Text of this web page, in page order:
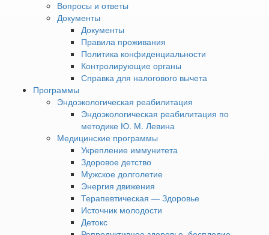
Вопросы и ответы
Документы
Документы
Правила проживания
Политика конфиденциальности
Контролирующие органы
Справка для налогового вычета
Программы
Эндоэкологическая реабилитация
Эндоэкологическая реабилитация по
методике Ю. М. Левина
Медицинские программы
Укрепление иммунитета
Здоровое детство
Мужское долголетие
Энергия движения
Терапевтическая — Здоровье
Источник молодости
Детокс
Коррекция контуров лица
Консультации косметолога проводится в рамках
следующих программ:
Эндокринология
MEDICAL & SPA
Подробнее о программах
стоимость услуг
Наименование услуги
Продолжительность
Консультация врача-
20 мин
* Консультация доступна только для отдыхающих на
Услуги не оказываются амбулаторно (без проживания).